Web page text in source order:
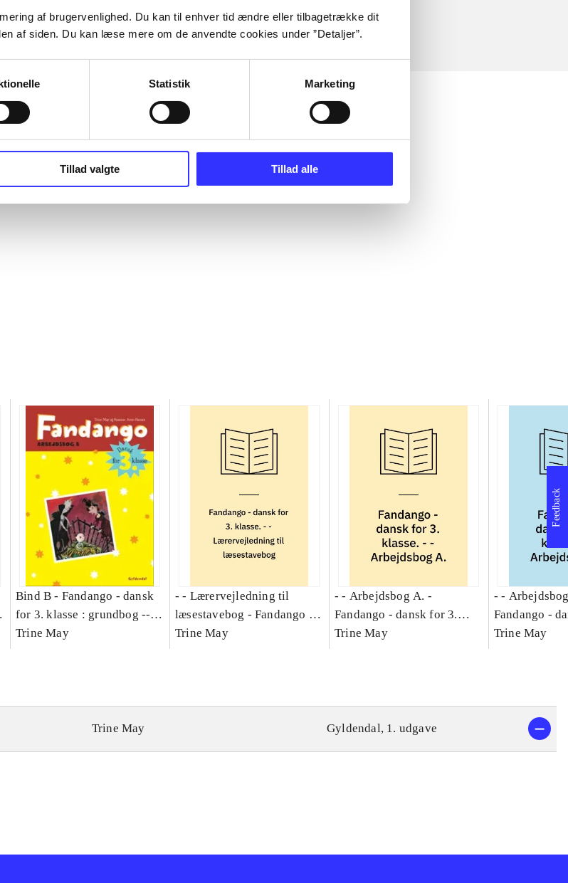
af brugervenlighed. Du kan til enhver tid ændre eller tilbagetrække dit
af siden. Du kan læse mere om de anvendte cookies under ”Detaljer”.
Statistik Marketing
Tillad valgte Tillad alle
Bind B - Fandango - dansk
for 3. klasse : grundbog --
Arbejdsbog. Bind B
Trine May
- - Lærervejledning til
læsestavebog - Fandango -
dansk for 3. klasse :
Trine May
- - Arbejdsbog A. -
Fandango - dansk for 3.
klasse : grundbog. - -
Trine May
- -
Fandango -
klasse :
Trine May
Trine May Gyldendal, 1. udgave
Feedback